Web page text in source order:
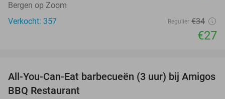
Bergen op Zoom
Verkocht: 357
Regulier €34
€27
26%
All-You-Can-Eat barbecueën (3 uur) bij Amigos
BBQ Restaurant